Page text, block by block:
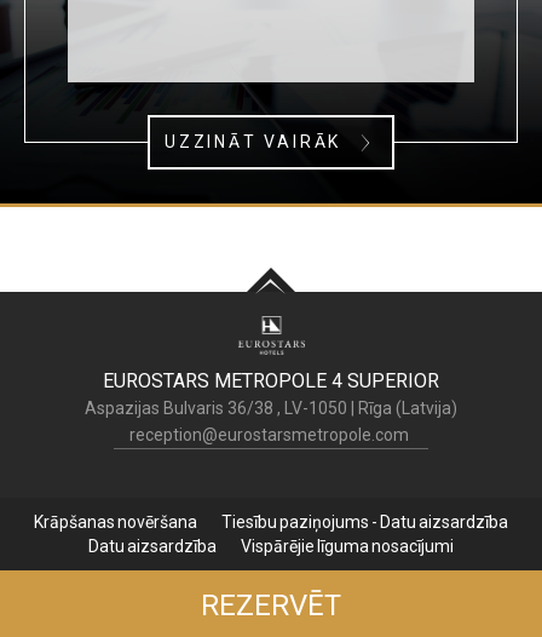
REZERVĒT
UZZINĀT VAIRĀK
EUROSTARS METROPOLE 4 SUPERIOR
Aspazijas Bulvaris 36/38 , LV-1050 Rīga ( Latvija)
reception@eurostarsmetropole.com
Krāpšanas novēršana
Tiesību paziņojums - Datu aizsardzība
Datu aizsardzība
Vispārējie līguma nosacījumi